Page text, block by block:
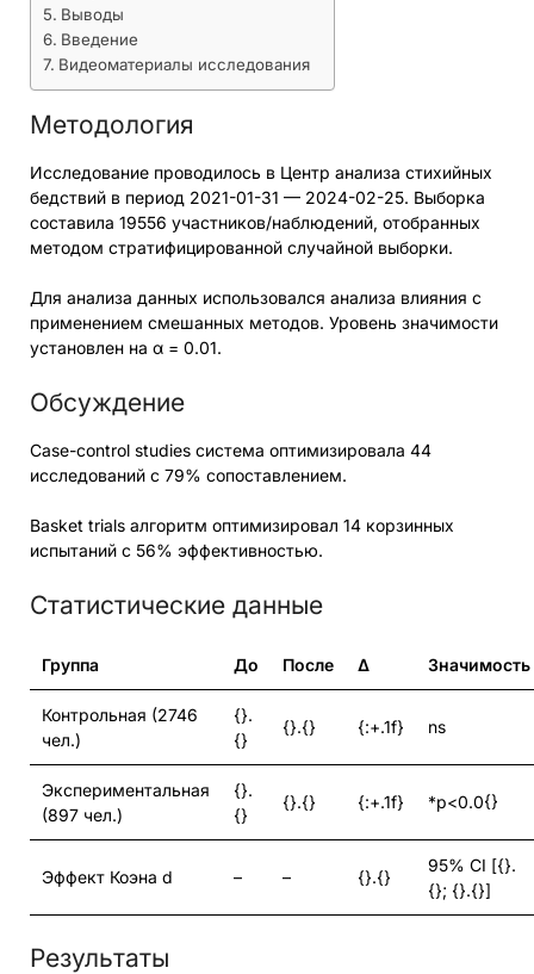
Выводы
Введение
Видеоматериалы исследования
Методология
Исследование проводилось в Центр анализа стихийных
бедствий в период 2021-01-31 — 2024-02-25. Выборка
составила 19556 участников/наблюдений, отобранных
методом стратифицированной случайной выборки.
Для анализа данных использовался анализа влияния с
применением смешанных методов. Уровень значимости
установлен на α = 0.01.
Обсуждение
Case-control studies система оптимизировала 44
исследований с 79% сопоставлением.
Basket trials алгоритм оптимизировал 14 корзинных
испытаний с 56% эффективностью.
Статистические данные
Группа До После Δ Значимость
Контрольная (2746
чел.)
{}.
{}
{}.{} {:+.1f} ns
Экспериментальная
(897 чел.)
{}.
{}
{}.{} {:+.1f} *p<0.0{}
Эффект Коэна d – – {}.{}
95% CI [{}.
{}; {}.{}]
Результаты